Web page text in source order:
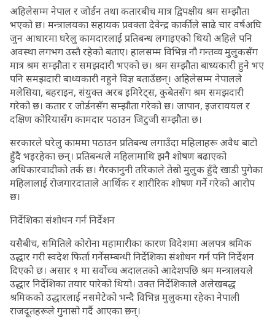
अहिलेसम्म नेपाल र जोर्डन तथा कतारबीच मात्र द्विपक्षीय श्रम सम्झौता
भएको छ। मन्त्रालयका सहायक प्रवक्ता देवेन्द्र कार्कीले साढे चार वर्षअघि
जुन आधारमा घरेलु कामदारलाई प्रतिबन्ध लगाइएको थियो अहिले पनि
अवस्था लगभग उस्तै रहेको बताए। हालसम्म विभिन्न नौ गन्तव्य मुलुकसँग
मात्र श्रम सम्झौता र समझदारी भएको छ। श्रम सम्झौता बाध्यकारी हुने भए
पनि समझदारी बाध्यकारी नहुने विज्ञ बताउँछन्। अहिलेसम्म नेपालले
मलेसिया, बहराइन, संयुक्त अरब इमिरेट्स, कुबेतसँग श्रम समझदारी
गरेको छ। कतार र जोर्डनसँग सम्झौता गरेको छ। जापान, इजराययल र
दक्षिण कोरियासँग कामदार पठाउन जिटुजी सम्झौता छ।
सरकारले घरेलु काममा पठाउन प्रतिबन्ध लगाउँदा महिलाहरू अवैध बाटो
हुँदै भइरहेका छन्। प्रतिबन्धले महिलामाथि झनै शोषण बढाएको
अधिकारवादीको तर्क छ। गैरकानुनी तरिकाले तेस्रो मुलुक हुँदै खाडी पुगेका
महिलालाई रोजगारदाताले आर्थिक र शारीरिक शोषण गर्ने गरेको आरोप
छ।
निर्देशिका संशोधन गर्न निर्देशन
यसैबीच, समितिले कोरोना महामारीका कारण विदेशमा अलपत्र श्रमिक
उद्धार गरी स्वदेश फिर्ता गर्नेसम्बन्धी निर्देशिका संशोधन गर्न पनि निर्देशन
दिएको छ। असार १ मा सर्वोच्च अदालतको आदेशपछि श्रम मन्त्रालयले
उद्धार निर्देशिका तयार पारेको थियो। उक्त निर्देशिकाले अलेखबद्ध
श्रमिकको उद्धारलाई नसमेटेको भन्दै विभिन्न मुलुकमा रहेका नेपाली
राजदूतहरूले गुनासो गर्दै आएका छन्।